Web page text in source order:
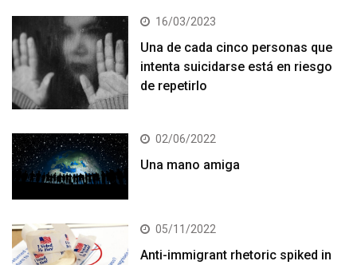
16/03/2023
Una de cada cinco personas que
intenta suicidarse está en riesgo
de repetirlo
02/06/2022
Una mano amiga
05/11/2022
Anti-immigrant rhetoric spiked in